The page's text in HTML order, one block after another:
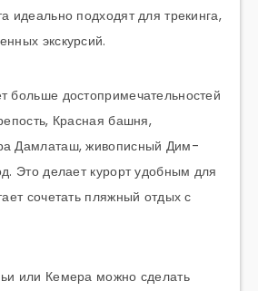
идеально подходят для трекинга,
экскурсий.
больше достопримечательностей
Красная башня,
Дамлаташ, живописный Дим-
Это делает курорт удобным для
сочетать пляжный отдых с
или Кемера можно сделать